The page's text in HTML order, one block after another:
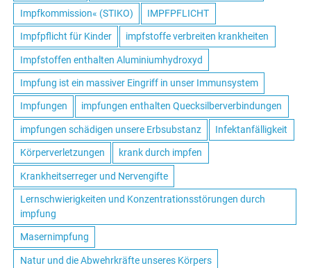
Impfkommission« (STIKO) IMPFPFLICHT
Impfpflicht für Kinder impfstoffe verbreiten krankheiten
Impfstoffen enthalten Aluminiumhydroxyd
Impfung ist ein massiver Eingriff in unser Immunsystem
Impfungen impfungen enthalten Quecksilberverbindungen
impfungen schädigen unsere Erbsubstanz Infektanfälligkeit
Körperverletzungen krank durch impfen
Krankheitserreger und Nervengifte
Lernschwierigkeiten und Konzentrationsstörungen durch
impfung
Masernimpfung
Natur und die Abwehrkräfte unseres Körpers